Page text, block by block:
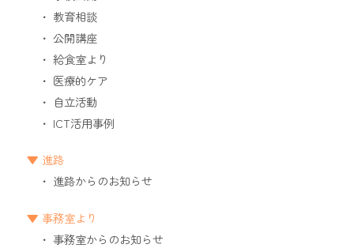
教育相談
公開講座
給食室より
医療的ケア
自立活動
ICT活用事例
進路
進路からのお知らせ
事務室より
事務室からのお知らせ